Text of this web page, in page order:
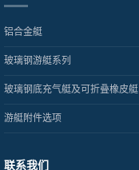
铝合金艇
玻璃钢游艇系列
玻璃钢底充气艇及可折叠橡皮艇
游艇附件选项
联系我们